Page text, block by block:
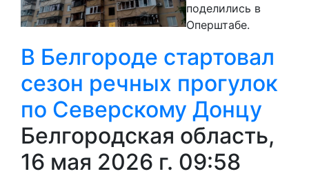
поделились в
Оперштабе.
В Белгороде стартовал
сезон речных прогулок
по Северскому Донцу
Белгородская область,
16 мая 2026 г. 09:58